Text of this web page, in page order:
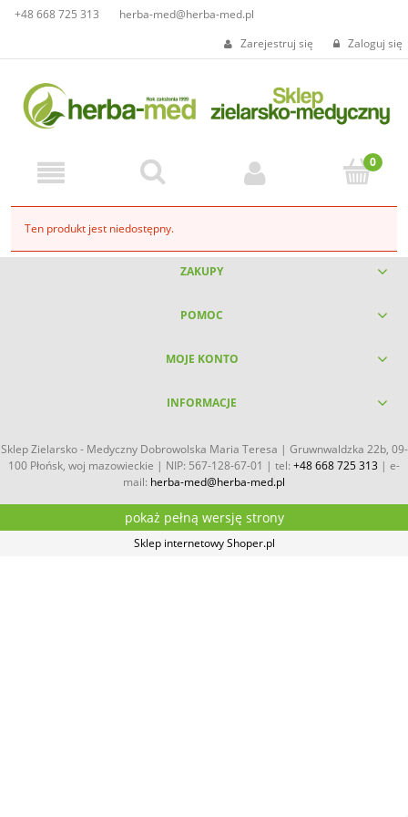
+48 668 725 313
herba-med@herba-med.pl
Zarejestruj się
Zaloguj się
Ten produkt jest niedostępny.
ZAKUPY
POMOC
MOJE KONTO
INFORMACJE
Sklep Zielarsko - Medyczny Dobrowolska Maria Teresa | Gruwnwaldzka 22b, 09-
100 Płońsk, woj mazowieckie | NIP: 567-128-67-01 | tel: +48 668 725 313 | e-
mail: herba-med@herba-med.pl
pokaż pełną wersję strony
Sklep internetowy Shoper.pl